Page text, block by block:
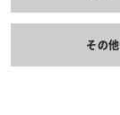
その他